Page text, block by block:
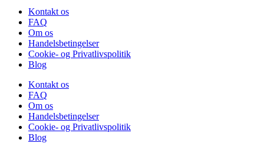
Kontakt os
FAQ
Om os
Handelsbetingelser
Cookie- og Privatlivspolitik
Blog
Kontakt os
FAQ
Om os
Handelsbetingelser
Cookie- og Privatlivspolitik
Blog